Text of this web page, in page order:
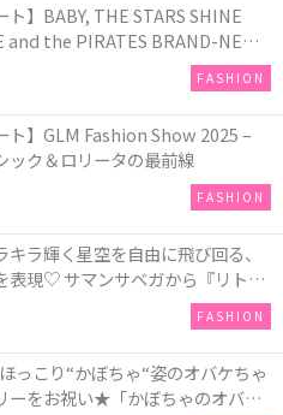
ト】BABY, THE STARS SHINE
and the PIRATES BRAND-NEW
FASHION
ト】GLM Fashion Show 2025 –
ック＆ロリータの最前線
FASHION
ラ輝く星空を自由に飛び回る、
表現♡ サマンサベガから『リトル
50周年アニバーサリーイヤー』を
FASHION
っこり“かぼちゃ“姿のオバケちゃ
ーをお祝い★「かぼちゃのオバケ